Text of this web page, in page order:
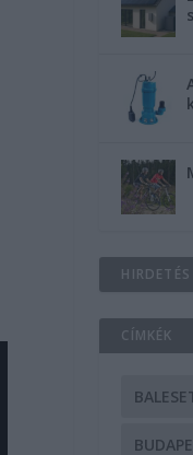
HIRDETÉS
CÍMKÉK